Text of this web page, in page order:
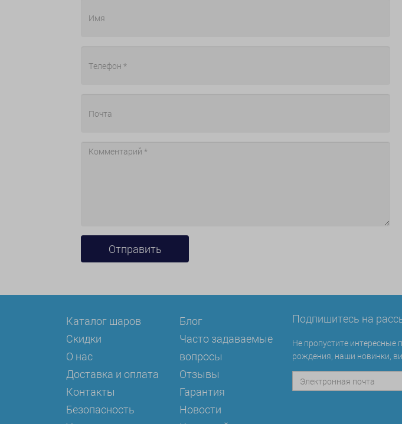
Каталог шаров
Скидки
О нас
Доставка и оплата
Контакты
Безопасность
Блог
Часто задаваемые
вопросы
Отзывы
Гарантия
Новости
Подпишитесь на
Не пропустите интересные
рождения, наши новинки,